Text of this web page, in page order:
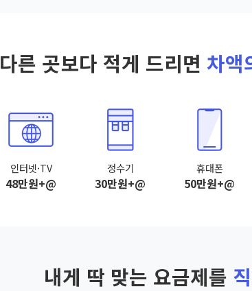
다른 곳보다 적게 드리면 차액
인터넷·TV
48만원+@
정수기
30만원+@
휴대폰
50만원+@
내게 딱 맞는 요금제를